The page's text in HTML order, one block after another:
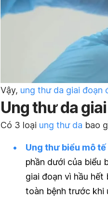
Vậy, ung thư da giai đoạn
Ung thư da
Có 3 loại ung thư da bao
Ung thư biểu mô tế
phần dưới của biểu
giai đoạn vì hầu hết
toàn bệnh trước khi